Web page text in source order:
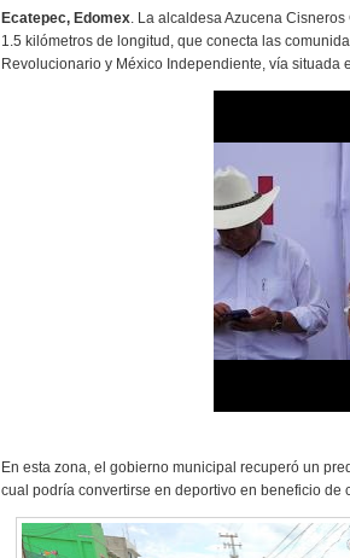
Ecatepec, Edomex. La alcaldesa Azucena
1.5 kilómetros de longitud, que conecta las
Revolucionario y México Independiente, vía situada
En esta zona, el gobierno municipal recuperó un
cual podría convertirse en deportivo en beneficio